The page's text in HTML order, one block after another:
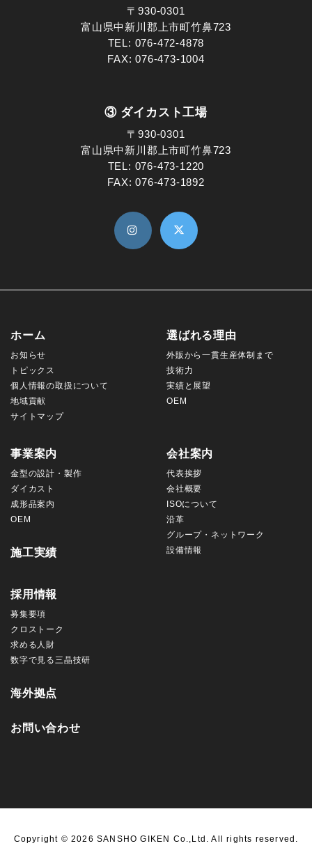
〒930-0301
富山県中新川郡上市町竹鼻723
TEL: 076-472-4878
FAX: 076-473-1004
③ ダイカスト工場
〒930-0301
富山県中新川郡上市町竹鼻723
TEL: 076-473-1220
FAX: 076-473-1892
ホーム
お知らせ
トピックス
個人情報の取扱について
地域貢献
サイトマップ
選ばれる理由
外販から一貫生産体制まで
技術力
実績と展望
OEM
事業案内
金型の設計・製作
ダイカスト
成形品案内
OEM
施工実績
会社案内
代表挨拶
会社概要
ISOについて
沿革
グループ・ネットワーク
設備情報
採用情報
募集要項
クロストーク
求める人財
数字で見る三晶技研
海外拠点
お問い合わせ
Copyright © 2026 SANSHO GIKEN Co.,Ltd. All rights reserved.